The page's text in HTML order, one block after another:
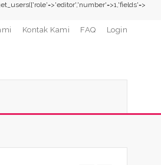
Kontak Kami FAQ Login